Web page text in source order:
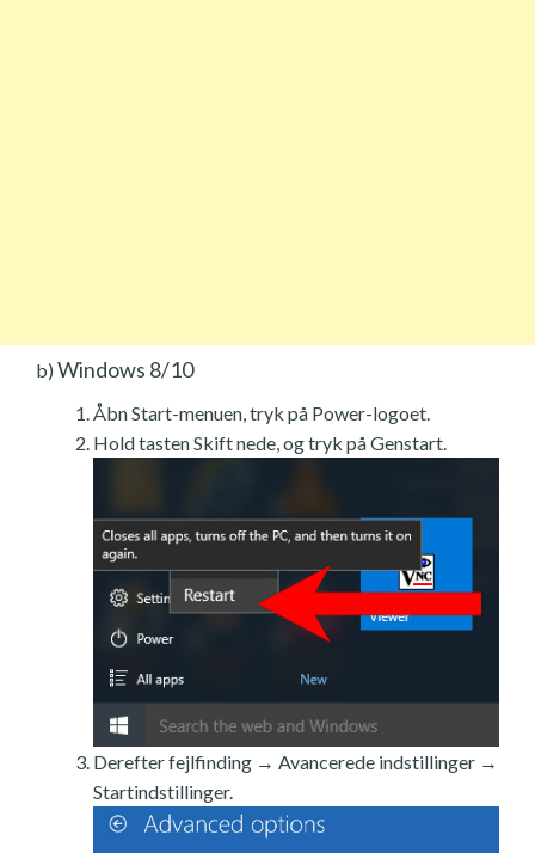
b) Windows 8/10
Åbn Start-menuen, tryk på Power-logoet.
Hold tasten Skift nede, og tryk på Genstart.
Derefter fejlfinding → Avancerede indstillinger →
Startindstillinger.